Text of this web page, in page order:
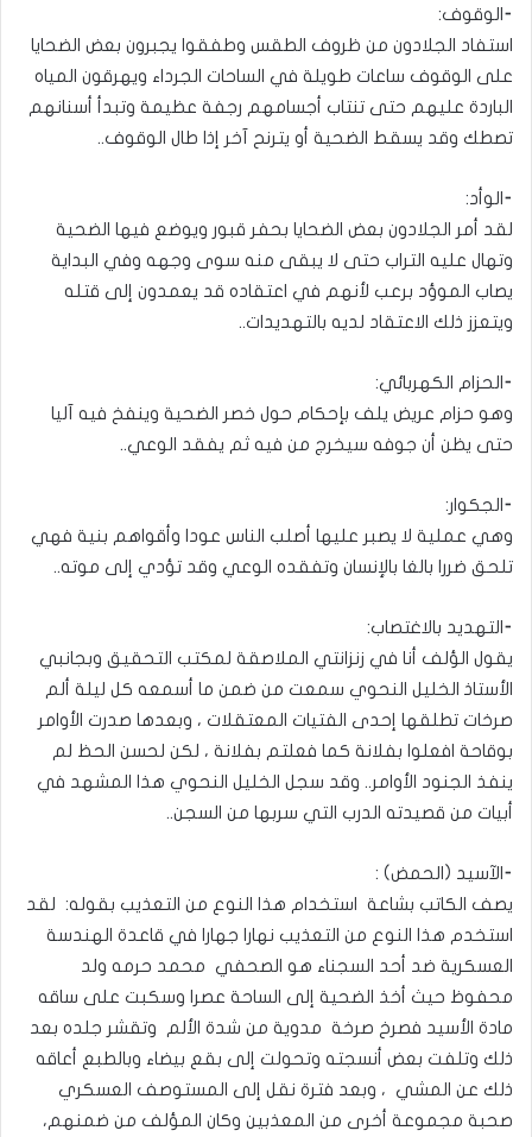
⁃الوقوف:
استفاد الجلادون من ظروف الطقس وطفقوا يجبرون بعض الضحايا
على الوقوف ساعات طويلة في الساحات الجرداء ويهرقون المياه
الباردة عليهم حتى تنتاب أجسامهم رجفة عظيمة وتبدأ أسنانهم
تصطك وقد يسقط الضحية أو يترنح آخر إذا طال الوقوف..
⁃الوأد:
لقد أمر الجلادون بعض الضحايا بحفر قبور ويوضع فيها الضحية
وتهال عليه التراب حتى لا يبقى منه سوى وجهه وفي البداية
يصاب الموؤد برعب لأنهم في اعتقاده قد يعمدون إلى قتله
ويتعزز ذلك الاعتقاد لديه بالتهديدات..
⁃الحزام الكهربائي:
وهو حزام عريض يلف بإحكام حول خصر الضحية وينفخ فيه آليا
حتى يظن أن جوفه سيخرج من فيه ثم يفقد الوعي..
⁃الجكوار:
وهي عملية لا يصبر عليها أصلب الناس عودا وأقواهم بنية فهي
تلحق ضررا بالغا بالإنسان وتفقده الوعي وقد تؤدي إلى موته..
⁃التهديد بالاغتصاب:
يقول الؤلف أنا في زنزانتي الملاصقة لمكتب التحقيق وبجانبي
الأستاذ الخليل النحوي سمعت من ضمن ما أسمعه كل ليلة ألم
صرخات تطلقها إحدى الفتيات المعتقلات ، وبعدها صدرت الأوامر
بوقاحة افعلوا بفلانة كما فعلتم بفلانة ، لكن لحسن الحظ لم
ينفذ الجنود الأوامر.. وقد سجل الخليل النحوي هذا المشهد في
أبيات من قصيدته الدرب التي سربها من السجن..
⁃الآسيد (الحمض) :
يصف الكاتب بشاعة استخدام هذا النوع من التعذيب بقوله: لقد
استخدم هذا النوع من التعذيب نهارا جهارا في قاعدة الهندسة
العسكرية ضد أحد السجناء هو الصحفي محمد حرمه ولد
محفوظ حيث أخذ الضحية إلى الساحة عصرا وسكبت على ساقه
مادة الأسيد فصرخ صرخة مدوية من شدة الألم وتقشر جلده بعد
ذلك وتلفت بعض أنسجته وتحولت إلى بقع بيضاء وبالطبع أعاقه
ذلك عن المشي ، وبعد فترة نقل إلى المستوصف العسكري
صحبة مجموعة أخرى من المعذبين وكان المؤلف من ضمنهم،